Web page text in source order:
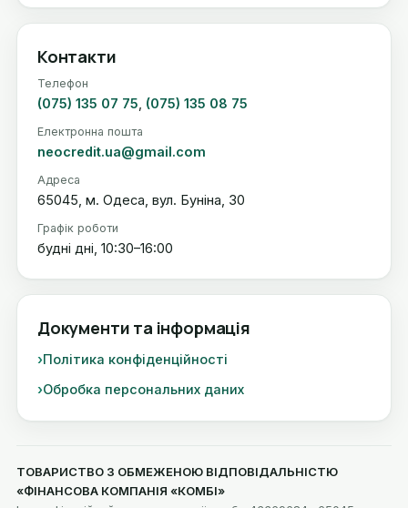
Контакти
Телефон
(075) 135 07 75 (075) 135 08 75
Електронна пошта
neocredit.ua@gmail.com
Адреса
65045, м. Одеса, вул. Буніна, 30
Графік роботи
будні дні, 10:30–16:00
Документи та інформація
Політика конфіденційності
Обробка персональних даних
ТОВАРИСТВО З ОБМЕЖЕНОЮ ВІДПОВІДАЛЬНІСТЮ
«ФІНАНСОВА КОМПАНІЯ «КОМБІ»